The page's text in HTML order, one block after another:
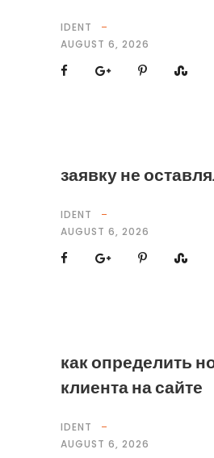
IDENT
AUGUST 6, 2026
заявку не
IDENT
AUGUST 6, 2026
как определить
клиента на сайте
IDENT
AUGUST 6, 2026